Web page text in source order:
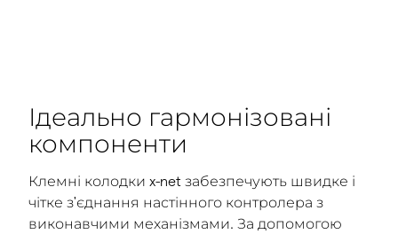
Ідеально гармонізовані
компоненти
Клемні колодки x-net забезпечують швидке і
чітке з'єднання настінного контролера з
виконавчими механізмами. За допомогою